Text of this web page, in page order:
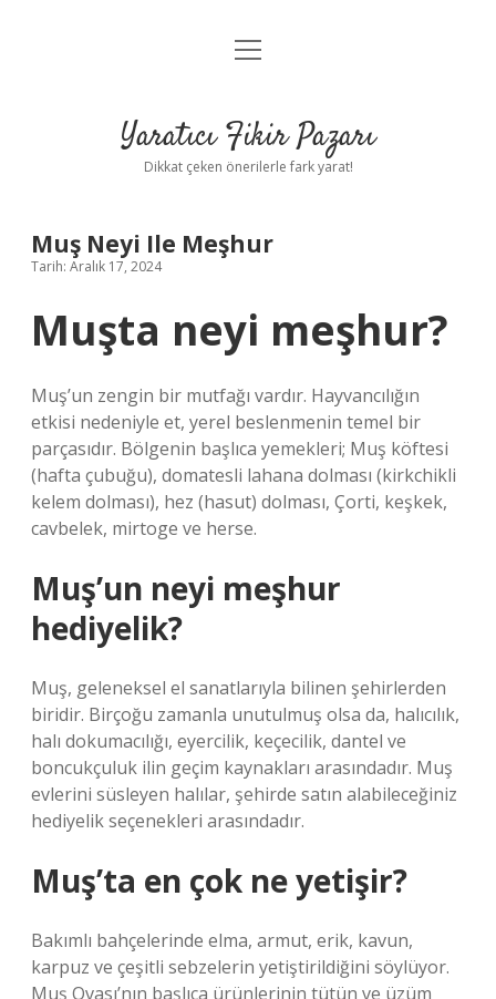
Anasayfa
Yasal Uyarı
menüyü
Yaratıcı Fikir Pazarı
Dikkat çeken önerilerle fark yarat!
Muş Neyi Ile Meşhur
Tarih: Aralık 17, 2024
Muşta neyi meşhur?
Muş’un zengin bir mutfağı vardır. Hayvancılığın
etkisi nedeniyle et, yerel beslenmenin temel bir
parçasıdır. Bölgenin başlıca yemekleri; Muş köftesi
(hafta çubuğu), domatesli lahana dolması (kirkchikli
kelem dolması), hez (hasut) dolması, Çorti, keşkek,
cavbelek, mirtoge ve herse.
Muş’un neyi meşhur
hediyelik?
Muş, geleneksel el sanatlarıyla bilinen şehirlerden
biridir. Birçoğu zamanla unutulmuş olsa da, halıcılık,
halı dokumacılığı, eyercilik, keçecilik, dantel ve
boncukçuluk ilin geçim kaynakları arasındadır. Muş
evlerini süsleyen halılar, şehirde satın alabileceğiniz
hediyelik seçenekleri arasındadır.
Muş’ta en çok ne yetişir?
Bakımlı bahçelerinde elma, armut, erik, kavun,
karpuz ve çeşitli sebzelerin yetiştirildiğini söylüyor.
Muş Ovası’nın başlıca ürünlerinin tütün ve üzüm